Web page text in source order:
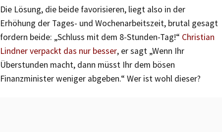
Die Lösung, die beide favorisieren, liegt also in der
Erhöhung der Tages- und Wochenarbeitszeit, brutal gesagt
fordern beide: „Schluss mit dem 8-Stunden-Tag!“ Christian
Lindner verpackt das nur besser, er sagt „Wenn Ihr
Überstunden macht, dann müsst Ihr dem bösen
Finanzminister weniger abgeben.“ Wer ist wohl dieser?